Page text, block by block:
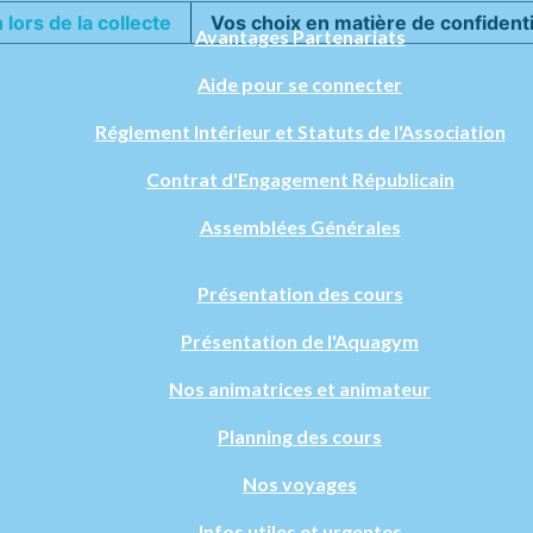
Avantages Partenariats
Aide pour se connecter
Réglement Intérieur et Statuts de l'Association
Contrat d'Engagement Républicain
Assemblées Générales
Présentation des cours
Présentation de l'Aquagym
Nos animatrices et animateur
Planning des cours
Nos voyages
lors de la collecte Vos choix en matière de